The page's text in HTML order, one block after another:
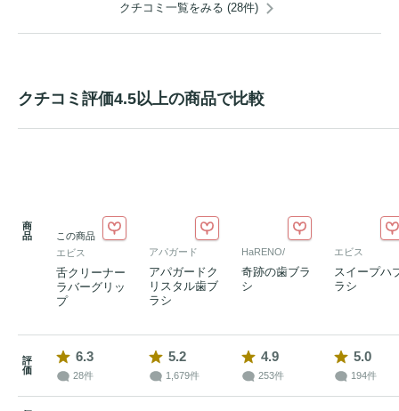
クチコミ一覧をみる (28件)
クチコミ評価4.5以上の商品で比較
商
品
この商品
エビス
舌クリーナー
ラバーグリッ
プ
アパガード
アパガードク
リスタル歯ブ
ラシ
HaRENO/
奇跡の歯ブラ
シ
エビス
スイープハ
ラシ
評
価
6.3
28件
5.2
1,679件
4.9
253件
5.0
194件